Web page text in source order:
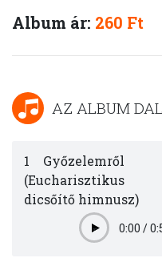
Album ár: 260 Ft
AZ ALBUM
1
Győzelemről
(Eucharisztikus
dicsőítő himnusz)
Play0:00 /